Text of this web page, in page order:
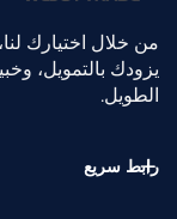
من خلال اختيارك
يزودك بالتمويل،
الطويل.
رابط سريع